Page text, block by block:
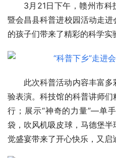
3月21日下午，赣州市科
暨会昌县科普进校园活动走
的孩子们带来了精彩的科学实
此次科普活动内容丰富
验表演。科技馆的科普讲师
行；展示“神奇的力量”—单
袋，吹风机吸皮球，马德堡
觉盛宴带来了开心快乐，又启